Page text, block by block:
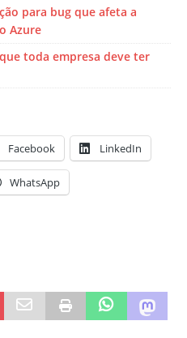
para bug que afeta a
Azure
toda empresa deve ter
Facebook LinkedIn
WhatsApp